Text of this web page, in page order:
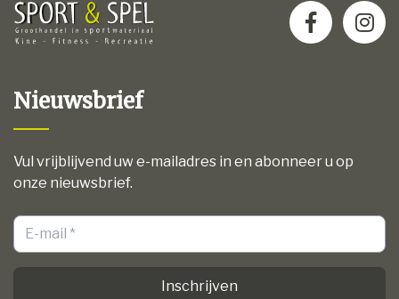
Nieuwsbrief
Vul vrijblijvend uw e-mailadres in en abonneer u op
onze nieuwsbrief.
Inschrijven